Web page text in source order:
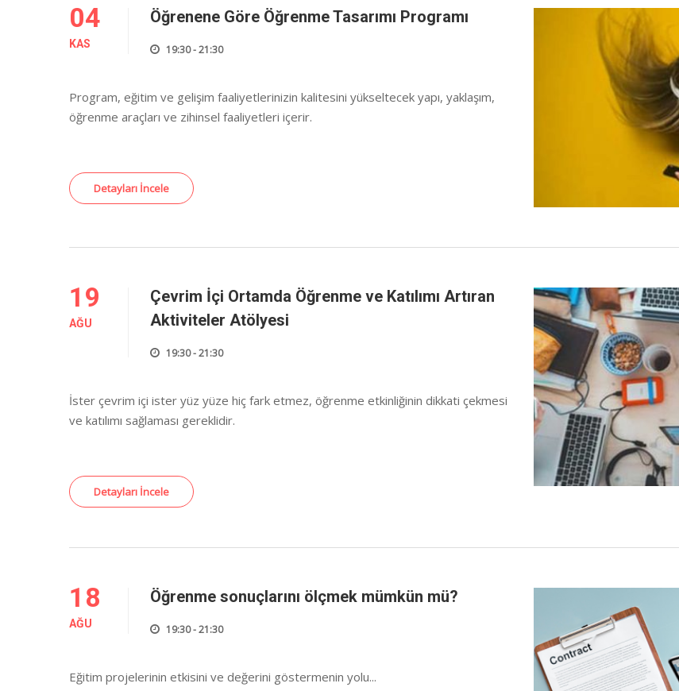
04
KAS
Öğrenene Göre Öğrenme Tasarımı Programı
19:30 - 21:30
Program, eğitim ve gelişim faaliyetlerinizin kalitesini yükseltecek yapı, yaklaşım,
öğrenme araçları ve zihinsel faaliyetleri içerir.
Detayları İncele
19
AĞU
Çevrim İçi Ortamda Öğrenme ve Katılımı Artıran
Aktiviteler Atölyesi
19:30 - 21:30
İster çevrim içi ister yüz yüze hiç fark etmez, öğrenme etkinliğinin dikkati çekmesi
ve katılımı sağlaması gereklidir.
Detayları İncele
18
AĞU
Öğrenme sonuçlarını ölçmek mümkün mü?
19:30 - 21:30
Eğitim projelerinin etkisini ve değerini göstermenin yolu...